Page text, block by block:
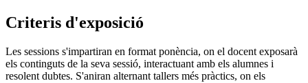
Criteris d'exposició
Les sessions s'impartiran en format ponència, on el docent exposarà
els continguts de la seva sessió, interactuant amb els alumnes i
resolent dubtes. S'aniran alternant tallers més pràctics, on els